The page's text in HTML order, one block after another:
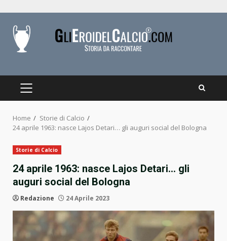
content
PRIMARY
Home
Storie di Calcio
24 aprile 1963: nasce Lajos Detari… gli auguri social del Bologna
Storie di Calcio
24 aprile 1963: nasce Lajos Detari… gli
auguri social del Bologna
Redazione 24 Aprile 2023